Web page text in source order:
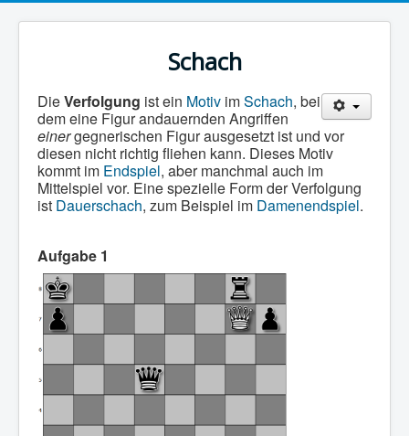
Schach
DieVerfolgung ist ein Motiv imSchach, bei
dem eine Figur andauernden Angriffen
einergegnerischen Figur ausgesetzt ist und vor
diesen nicht richtig fliehen kann. Dieses Motiv
kommt im Endspiel, aber manchmal auch im
Mittelspiel vor. Eine spezielle Form der Verfolgung
ist Dauerschach, zum Beispiel im Damenendspiel.
Aufgabe 1